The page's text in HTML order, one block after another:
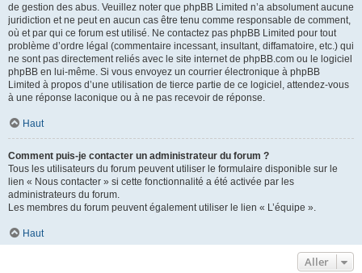
de gestion des abus. Veuillez noter que phpBB Limited n’a absolument aucune
juridiction et ne peut en aucun cas être tenu comme responsable de comment,
où et par qui ce forum est utilisé. Ne contactez pas phpBB Limited pour tout
problème d’ordre légal (commentaire incessant, insultant, diffamatoire, etc.) qui
ne sont pas directement reliés avec le site internet de phpBB.com ou le logiciel
phpBB en lui-même. Si vous envoyez un courrier électronique à phpBB
Limited à propos d’une utilisation de tierce partie de ce logiciel, attendez-vous
à une réponse laconique ou à ne pas recevoir de réponse.
Haut
Comment puis-je contacter un administrateur du forum ?
Tous les utilisateurs du forum peuvent utiliser le formulaire disponible sur le
lien « Nous contacter » si cette fonctionnalité a été activée par les
administrateurs du forum.
Les membres du forum peuvent également utiliser le lien « L’équipe ».
Haut
Aller